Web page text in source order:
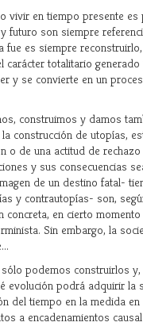
vivir en tiempo presente es
futuro son siempre
fue es siempre
totalitario
y se convierte en un
construimos y damos
construcción de utopías,
o de una actitud de
y sus consecuencias
de un destino fatal-
y contrautopías- son,
en cierto
Sin embargo, la
podemos construirlos
evolución podrá adquirir la
del tiempo en la medida
a encadenamientos